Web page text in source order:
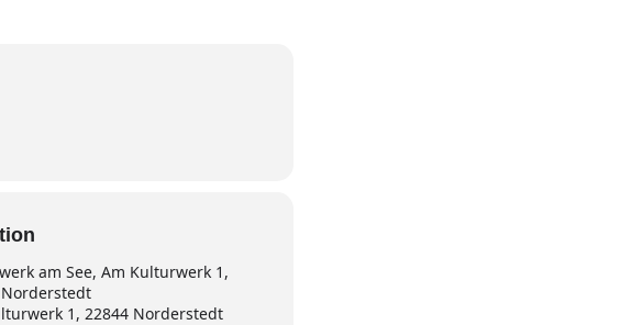
am See, Am Kulturwerk 1,
1, 22844 Norderstedt